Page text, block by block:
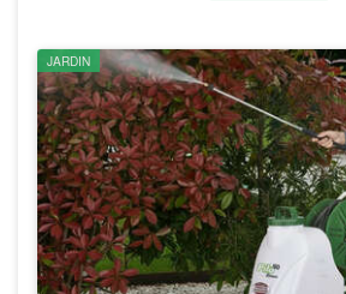
JARDIN